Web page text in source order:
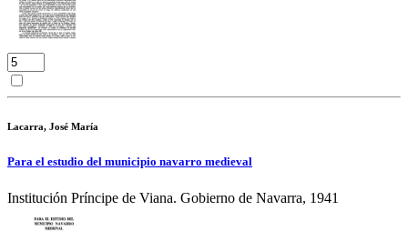
Lacarra, José María
Para el estudio del municipio navarro medieval
Institución Príncipe de Viana. Gobierno de Navarra, 1941